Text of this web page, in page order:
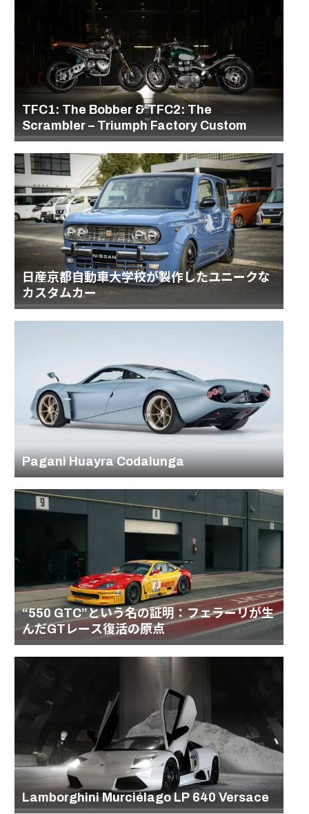
TFC1: The Bobber & TFC2: The
Scrambler – Triumph Factory Custom
日産京都自動車大学校が製作したユニークな
カスタムカー
Pagani Huayra Codalunga
“550 GTC”という名の証明：フェラーリが生
んだGTレース復活の原点
Lamborghini Murciélago LP 640 Versace